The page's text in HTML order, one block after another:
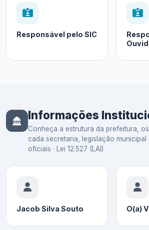
Responsável pelo SIC
Informações
Conheça a estrutura da prefeitura,
cada secretaria, legislação
oficiais · Lei 12.527 (LAI)
Jacob Silva Souto O(a)